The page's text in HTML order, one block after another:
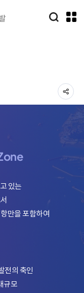
IFEZ 인천경제자유구역 로
통합검
공
있는
만을 포함하여
전의 축인
규모